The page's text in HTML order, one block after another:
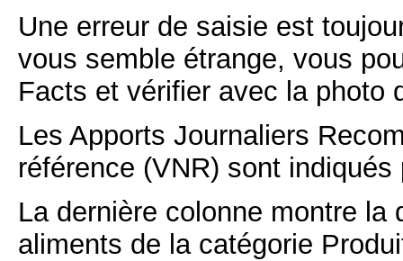
Une erreur de saisie est
vous semble étrange, vous
Facts et vérifier avec la photo
Les Apports Journaliers
référence (VNR) sont
La dernière colonne montre
aliments de la catégorie